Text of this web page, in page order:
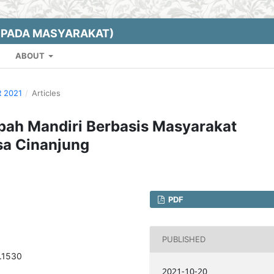
MASYARAKAT)
ABOUT
2021 / Articles
Mandiri Berbasis Masyarakat
Cinanjung
PDF
PUBLISHED
2021-10-20